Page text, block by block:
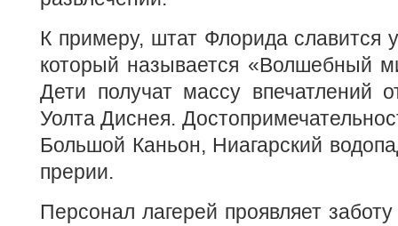
К примеру, штат Флорида славится
который называется «Волшебный
Дети получат массу впечатлений
Уолта Диснея.
Большой Каньон, Ниагарский
прерии.
Персонал лагерей проявляет